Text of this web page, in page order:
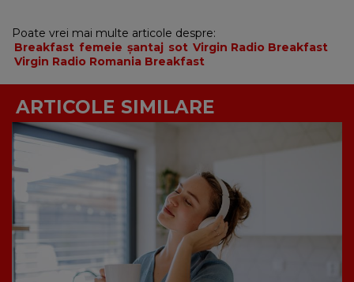
Poate vrei mai multe articole despre:
Breakfast femeie șantaj sot Virgin Radio Breakfast
Virgin Radio Romania Breakfast
ARTICOLE SIMILARE